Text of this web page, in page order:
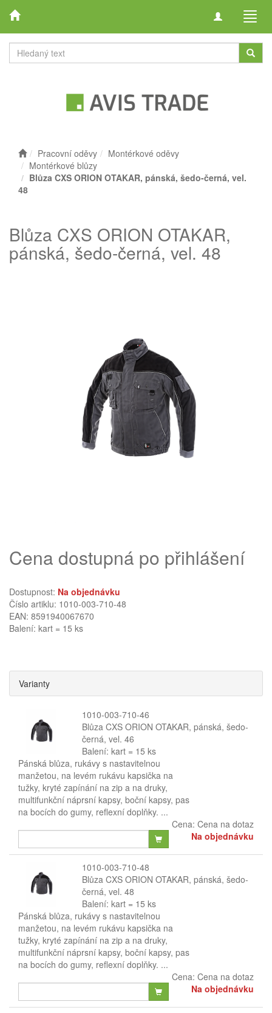
Toggle
Pracovní oděvy
Montérkové oděvy
Montérkové blůzy
Blůza CXS ORION OTAKAR, pánská, šedo-černá, vel.
48
Blůza CXS ORION OTAKAR,
pánská, šedo-černá, vel. 48
Cena dostupná po přihlášení
Dostupnost: Na objednávku
Číslo artiklu: 1010-003-710-48
EAN: 8591940067670
Balení: kart = 15 ks
Varianty
1010-003-710-46
Blůza CXS ORION OTAKAR, pánská, šedo-
černá, vel. 46
Balení: kart = 15 ks
Pánská blůza, rukávy s nastavitelnou
manžetou, na levém rukávu kapsička na
tužky, kryté zapínání na zip a na druky,
multifunkční náprsní kapsy, boční kapsy, pas
na bocích do gumy, reflexní doplňky. ...
Cena: Cena na dotaz
Na objednávku
1010-003-710-48
Blůza CXS ORION OTAKAR, pánská, šedo-
černá, vel. 48
Balení: kart = 15 ks
Pánská blůza, rukávy s nastavitelnou
manžetou, na levém rukávu kapsička na
tužky, kryté zapínání na zip a na druky,
multifunkční náprsní kapsy, boční kapsy, pas
na bocích do gumy, reflexní doplňky. ...
Cena: Cena na dotaz
Na objednávku